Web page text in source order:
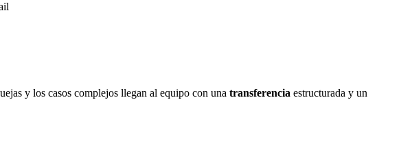
y los casos complejos llegan al equipo con una transferencia estructurada y un